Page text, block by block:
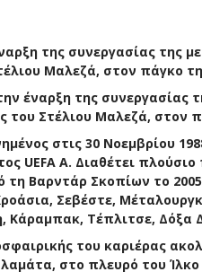
της συνεργασίας της
Μαλεζά, στον πάγκο
έναρξη της συνεργασίας
του Στέλιου Μαλεζά, στον
στις 30 Νοεμβρίου
UEFA Α. Διαθέτει
τη Βαρντάρ Σκοπίων το
Σεβέστε,
Τέπλιτσε, Δόξα
του καριέρας
στο πλευρό του